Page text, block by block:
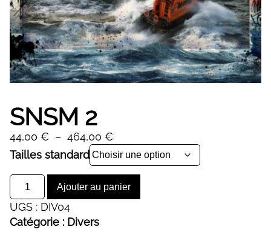
SNSM 2
44,00 € – 464,00 €Plage
de
prix :
44,00 €
à
Tailles standard
quantité
de
SNSM
2
Ajouter au panier
Alternative:
UGS : DIV04
Catégorie : Divers